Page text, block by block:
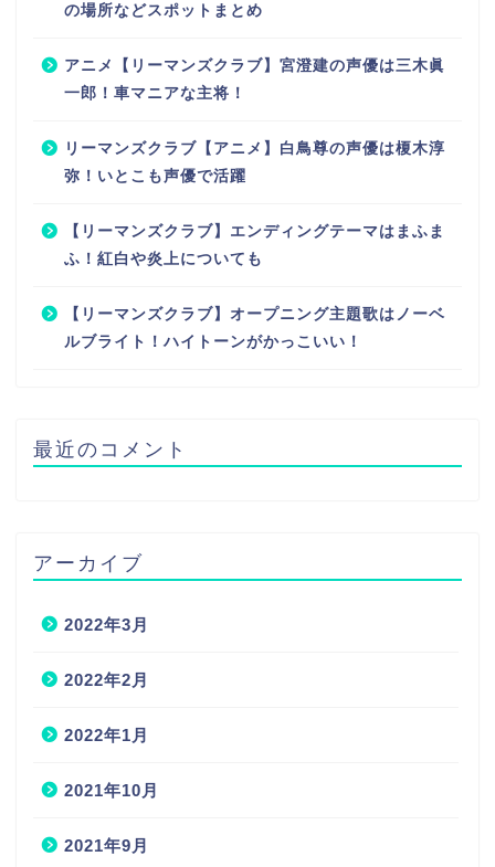
の場所などスポットまとめ
アニメ【リーマンズクラブ】宮澄建の声優は三木眞
一郎！車マニアな主将！
リーマンズクラブ【アニメ】白鳥尊の声優は榎木淳
弥！いとこも声優で活躍
【リーマンズクラブ】エンディングテーマはまふま
ふ！紅白や炎上についても
【リーマンズクラブ】オープニング主題歌はノーベ
ルブライト！ハイトーンがかっこいい！
最近のコメント
アーカイブ
2022年3月
2022年2月
2022年1月
2021年10月
2021年9月